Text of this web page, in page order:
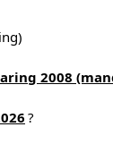
2008
?